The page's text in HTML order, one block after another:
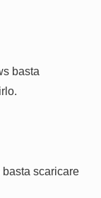
basta
scaricare